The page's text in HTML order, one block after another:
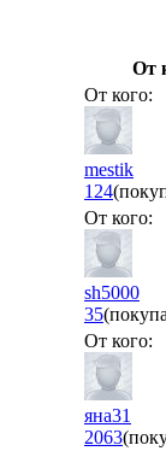
От
От кого:
mestik
124
От кого:
sh5000
35
От кого:
яна31
2063